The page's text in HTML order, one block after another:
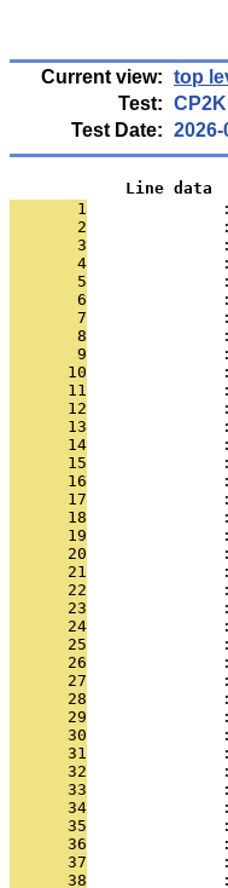
Current view: top
Test:
Test Date: 2026-
Line data
       1
       2
       3
       4
       5
       6
       7
       8
       9
      10
      11
      12
      13
      14
      15
      16
      17
      18
      19
      20
      21
      22
      23
      24
      25
      26
      27
      28
      29
      30
      31
      32
      33
      34
      35
      36
      37
      38